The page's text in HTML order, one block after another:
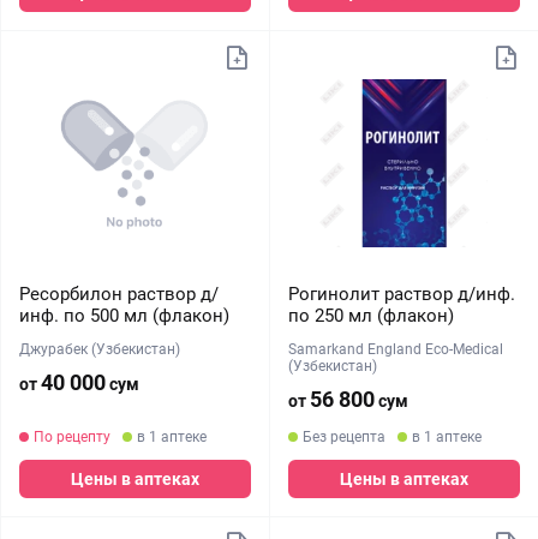
Ресорбилон раствор д/
инф. по 500 мл (флакон)
Джурабек (Узбекистан)
от40 000сум
По рецепту в 1 аптеке
Цены в аптеках
Рогинолит раствор д/инф.
по 250 мл (флакон)
Samarkand England Eco-Medical
(Узбекистан)
от 56 800сум
Без рецепта в 1 аптеке
Цены в аптеках